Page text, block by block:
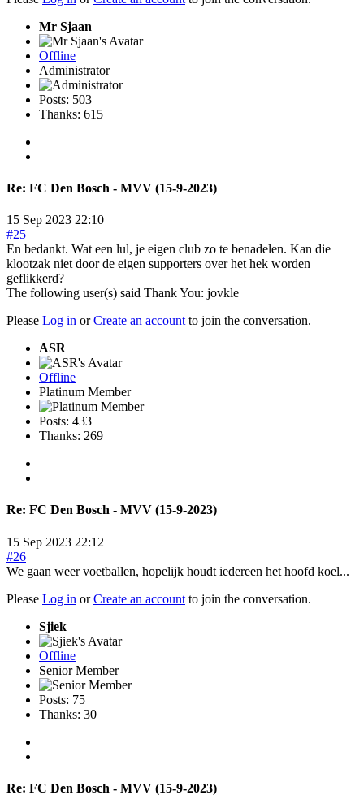
Mr Sjaan
Offline
Administrator
Posts: 503
Thanks: 615
Re: FC Den Bosch - MVV (15-9-2023)
15 Sep 2023 22:10
#25
En bedankt. Wat een lul, je eigen club zo te benadelen. Kan die
klootzak niet door de eigen supporters over het hek worden
geflikkerd?
The following user(s) said Thank You: jovkle
Please Log in orCreate an account to join the conversation.
ASR
Offline
Platinum Member
Posts: 433
Thanks: 269
Re: FC Den Bosch - MVV (15-9-2023)
15 Sep 2023 22:12
#26
We gaan weer voetballen, hopelijk houdt iedereen het hoofd koel...
Please Log in orCreate an account to join the conversation.
Sjiek
Offline
Senior Member
Posts: 75
Thanks: 30
Re: FC Den Bosch - MVV (15-9-2023)